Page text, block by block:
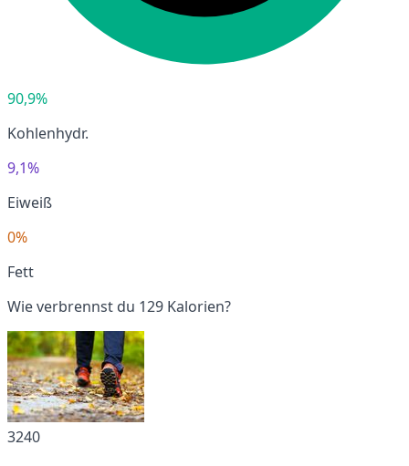
90,9%
Kohlenhydr.
9,1%
Eiweiß
0%
Fett
Wie verbrennst du 129 Kalorien?
3240